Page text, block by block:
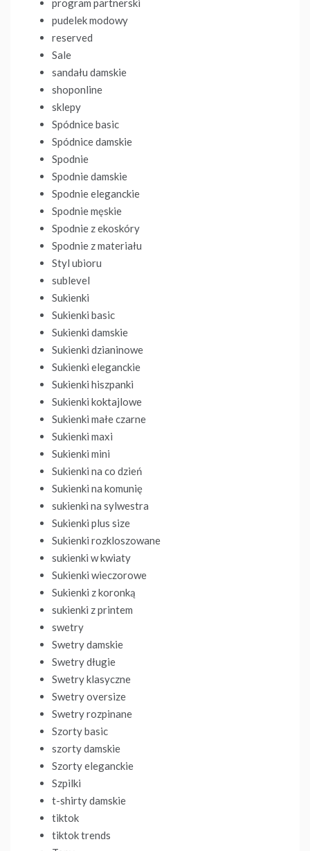
program partnerski
pudelek modowy
reserved
Sale
sandału damskie
shoponline
sklepy
Spódnice basic
Spódnice damskie
Spodnie
Spodnie damskie
Spodnie eleganckie
Spodnie męskie
Spodnie z ekoskóry
Spodnie z materiału
Styl ubioru
sublevel
Sukienki
Sukienki basic
Sukienki damskie
Sukienki dzianinowe
Sukienki eleganckie
Sukienki hiszpanki
Sukienki koktajlowe
Sukienki małe czarne
Sukienki maxi
Sukienki mini
Sukienki na co dzień
Sukienki na komunię
sukienki na sylwestra
Sukienki plus size
Sukienki rozkloszowane
sukienki w kwiaty
Sukienki wieczorowe
Sukienki z koronką
sukienki z printem
swetry
Swetry damskie
Swetry długie
Swetry klasyczne
Swetry oversize
Swetry rozpinane
Szorty basic
szorty damskie
Szorty eleganckie
Szpilki
t-shirty damskie
tiktok
tiktok trends